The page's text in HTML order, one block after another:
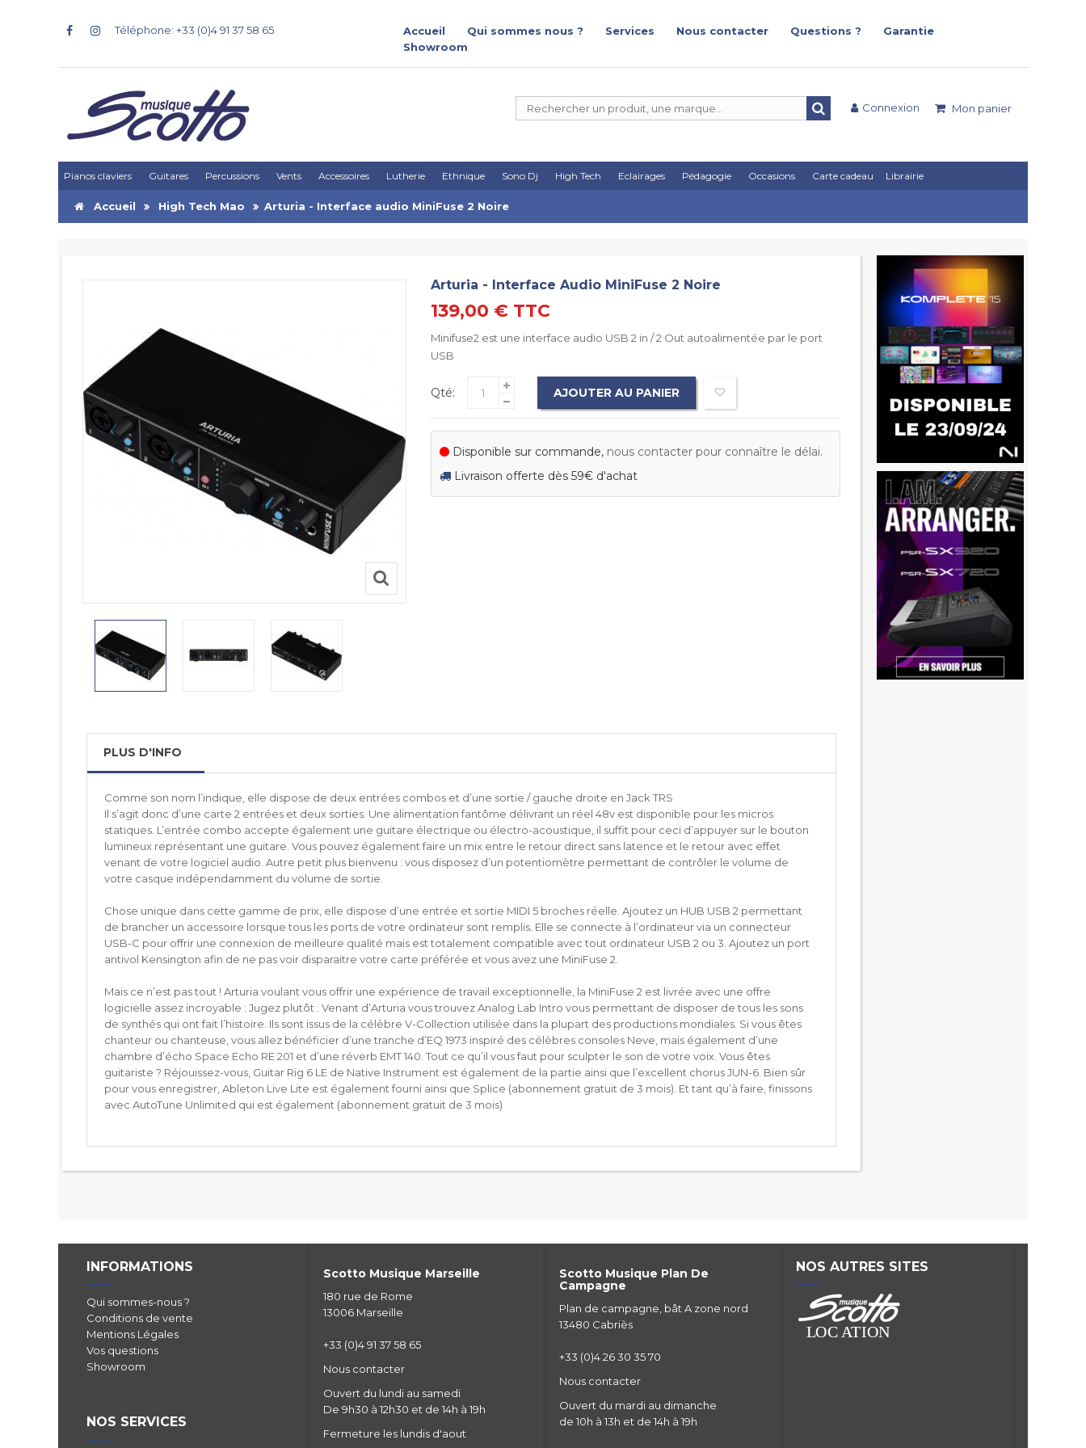
Téléphone: +33 (0)4 91 37 58 65 Accueil Qui sommes nous ? Services Nous contacter Questions ?
Garantie
Showroom
Mon panier
Connexion
Pianos claviers Guitares Percussions Vents Accessoires Lutherie Ethnique Sono Dj High Tech Eclairages Pédagogie Occasions Carte cadeau Librairie
Accueil High Tech Mao Arturia - Interface audio MiniFuse 2 Noire
Arturia - Interface Audio MiniFuse 2 Noire
139,00 € TTC
Minifuse2 est une interface audio USB 2 in / 2 Out autoalimentée par le port
USB
Qté: AJOUTER AU PANIER
Disponible sur commande, nous contacter pour connaître le délai.
Livraison offerte dès 59€ d'achat
PLUS D'INFO
Comme son nom l’indique, elle dispose de deux entrées combos et d’une sortie / gauche droite en Jack TRS
Il s’agit donc d’une carte 2 entrées et deux sorties. Une alimentation fantôme délivrant un réel 48v est disponible pour les micros
statiques. L’entrée combo accepte également une guitare électrique ou électro-acoustique, il suffit pour ceci d’appuyer sur le bouton
lumineux représentant une guitare. Vous pouvez également faire un mix entre le retour direct sans latence et le retour avec effet
venant de votre logiciel audio. Autre petit plus bienvenu : vous disposez d’un potentiomètre permettant de contrôler le volume de
votre casque indépendamment du volume de sortie.
Chose unique dans cette gamme de prix, elle dispose d’une entrée et sortie MIDI 5 broches réelle. Ajoutez un HUB USB 2 permettant
de brancher un accessoire lorsque tous les ports de votre ordinateur sont remplis. Elle se connecte à l’ordinateur via un connecteur
USB-C pour offrir une connexion de meilleure qualité mais est totalement compatible avec tout ordinateur USB 2 ou 3. Ajoutez un port
antivol Kensington afin de ne pas voir disparaitre votre carte préférée et vous avez une MiniFuse 2.
Mais ce n’est pas tout ! Arturia voulant vous offrir une expérience de travail exceptionnelle, la MiniFuse 2 est livrée avec une offre
logicielle assez incroyable : Jugez plutôt : Venant d’Arturia vous trouvez Analog Lab Intro vous permettant de disposer de tous les sons
de synthés qui ont fait l’histoire. Ils sont issus de la célèbre V-Collection utilisée dans la plupart des productions mondiales. Si vous êtes
chanteur ou chanteuse, vous allez bénéficier d’une tranche d’EQ 1973 inspiré des célèbres consoles Neve, mais également d’une
chambre d’écho Space Echo RE 201 et d’une réverb EMT 140. Tout ce qu’il vous faut pour sculpter le son de votre voix. Vous êtes
guitariste ? Réjouissez-vous, Guitar Rig 6 LE de Native Instrument est également de la partie ainsi que l’excellent chorus JUN-6. Bien sûr
pour vous enregistrer, Ableton Live Lite est également fourni ainsi que Splice (abonnement gratuit de 3 mois). Et tant qu’à faire, finissons
avec AutoTune Unlimited qui est également (abonnement gratuit de 3 mois)
INFORMATIONS
Qui sommes-nous ?
Conditions de vente
Mentions Légales
Vos questions
Showroom
NOS SERVICES
Scotto Musique Marseille
180 rue de Rome
13006 Marseille
+33 (0)4 91 37 58 65
Nous contacter
Ouvert du lundi au samedi
De 9h30 à 12h30 et de 14h à 19h
Fermeture les lundis d'aout
Scotto Musique Plan De
Campagne
Plan de campagne, bât A zone nord
13480 Cabriès
+33 (0)4 26 30 35 70
Nous contacter
Ouvert du mardi au dimanche
de 10h à 13h et de 14h à 19h
NOS AUTRES SITES